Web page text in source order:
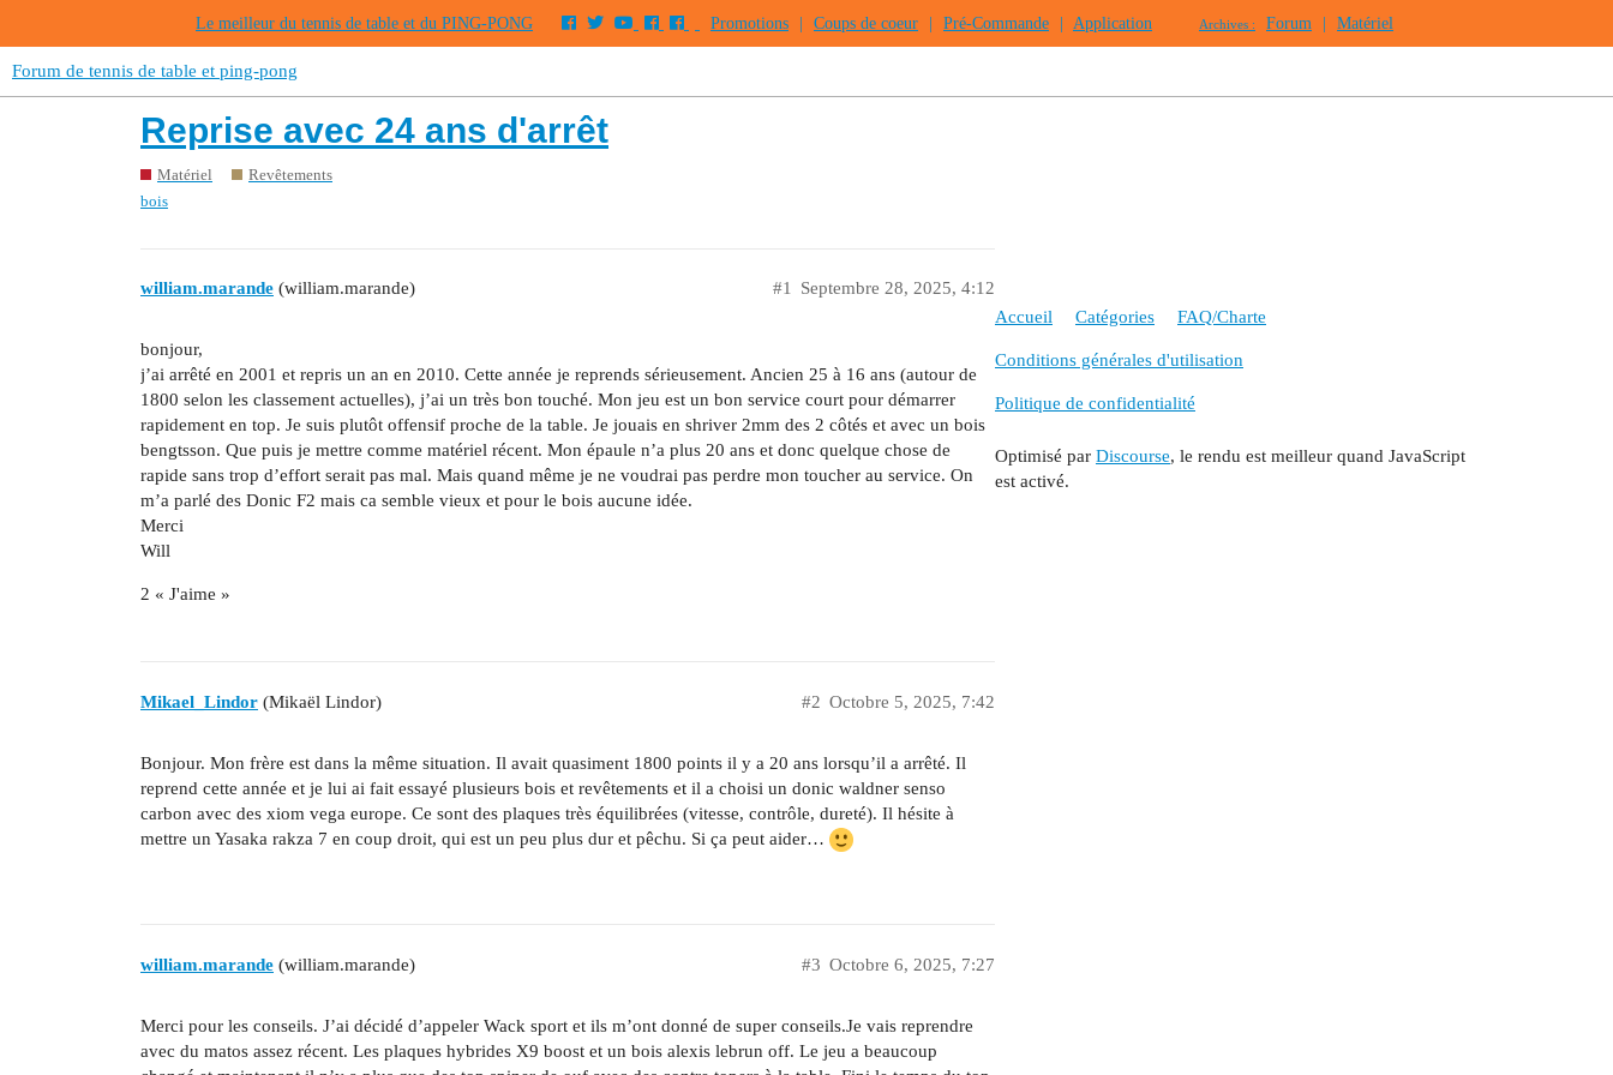
Le meilleur du tennis de table et du PING-PONG Promotions Coups de coeur Pré-Commande Application Archives : Forum Matériel
Forum de tennis de table et ping-pong
Reprise avec 24 ans d'arrêt
Matériel
Revêtements
bois
william.marande (william.marande) Septembre 28, 2025, 4:12
#1
bonjour,
j’ai arrêté en 2001 et repris un an en 2010. Cette année je reprends sérieusement. Ancien 25 à 16 ans (autour de
1800 selon les classement actuelles), j’ai un très bon touché. Mon jeu est un bon service court pour démarrer
rapidement en top. Je suis plutôt offensif proche de la table. Je jouais en shriver 2mm des 2 côtés et avec un bois
bengtsson. Que puis je mettre comme matériel récent. Mon épaule n’a plus 20 ans et donc quelque chose de
rapide sans trop d’effort serait pas mal. Mais quand même je ne voudrai pas perdre mon toucher au service. On
m’a parlé des Donic F2 mais ca semble vieux et pour le bois aucune idée.
Merci
Will
2 « J'aime »
Mikael_Lindor (Mikaël Lindor) Octobre 5, 2025, 7:42
#2
Bonjour. Mon frère est dans la même situation. Il avait quasiment 1800 points il y a 20 ans lorsqu’il a arrêté. Il
reprend cette année et je lui ai fait essayé plusieurs bois et revêtements et il a choisi un donic waldner senso
carbon avec des xiom vega europe. Ce sont des plaques très équilibrées (vitesse, contrôle, dureté). Il hésite à
mettre un Yasaka rakza 7 en coup droit, qui est un peu plus dur et pêchu. Si ça peut aider…
william.marande (william.marande) Octobre 6, 2025, 7:27
#3
Merci pour les conseils. J’ai décidé d’appeler Wack sport et ils m’ont donné de super conseils.Je vais reprendre
avec du matos assez récent. Les plaques hybrides X9 boost et un bois alexis lebrun off. Le jeu a beaucoup
Accueil Catégories FAQ/Charte
Conditions générales d'utilisation
Politique de confidentialité
Optimisé par Discourse, le rendu est meilleur quand JavaScript
est activé.